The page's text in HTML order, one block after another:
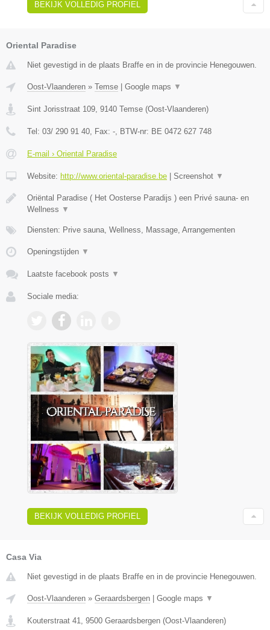
BEKIJK VOLLEDIG PROFIEL
Oriental Paradise
Niet gevestigd in de plaats Braffe en in de provincie Henegouwen.
Oost-Vlaanderen » Temse Google maps ▼
Sint Jorisstraat 109 9140 Temse (Oost-Vlaanderen)
Tel: 03/ 290 91 40 , Fax: - , BTW-nr: BE 0472 627 748
E-mail › Oriental Paradise
Website: http://www.oriental-paradise.be Screenshot ▼
Oriëntal Paradise ( Het Oosterse Paradijs ) een Privé sauna- en
Wellness ▼
Diensten: Prive sauna, Wellness, Massage, Arrangementen
Openingstijden ▼
Laatste facebook posts ▼
Sociale media:
BEKIJK VOLLEDIG PROFIEL
Casa Via
Niet gevestigd in de plaats Braffe en in de provincie Henegouwen.
Oost-Vlaanderen » Geraardsbergen Google maps ▼
Kouterstraat 41 9500 Geraardsbergen (Oost-Vlaanderen)